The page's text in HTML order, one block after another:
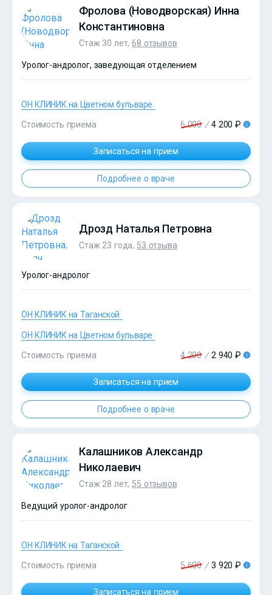
?>
Фролова (Новодворская) Инна
Константиновна
Стаж 30 лет,68 отзывов
Уролог-андролог, заведующая отделением
ОН КЛИНИК на Цветном бульваре
Стоимость приема 6 000 / 4 200 ₽
Записаться на прием
Подробнее о враче
Дрозд Наталья Петровна
Стаж 23 года, 53 отзыва
Уролог-андролог
ОН КЛИНИК на Таганской
ОН КЛИНИК на Цветном бульваре
Стоимость приема 4 200 / 2 940 ₽
Записаться на прием
Подробнее о враче
Калашников Александр
Николаевич
Стаж 28 лет, 55 отзывов
Ведущий уролог-андролог
ОН КЛИНИК на Таганской
Стоимость приема 5 600 / 3 920 ₽
Записаться на прием